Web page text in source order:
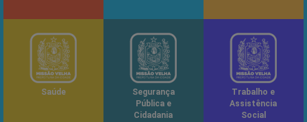
Saúde
Segurança
Pública e
Cidadania
Trabalho e
Assistência
Social